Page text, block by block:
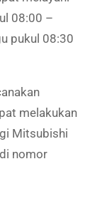
08:00 –
pukul 08:30
melakukan
Mitsubishi
nomor